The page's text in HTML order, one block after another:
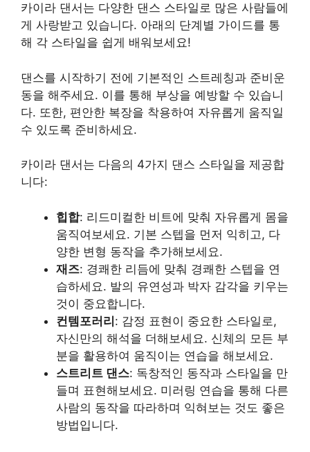
카이라 댄서는 다양한 댄스 스타일로 많은 사람들에
게 사랑받고 있습니다. 아래의 단계별 가이드를 통
해 각 스타일을 쉽게 배워보세요!
댄스를 시작하기 전에 기본적인 스트레칭과 준비운
동을 해주세요. 이를 통해 부상을 예방할 수 있습니
다. 또한, 편안한 복장을 착용하여 자유롭게 움직일
수 있도록 준비하세요.
카이라 댄서는 다음의 4가지 댄스 스타일을 제공합
니다:
힙합: 리드미컬한 비트에 맞춰 자유롭게 몸을
움직여보세요. 기본 스텝을 먼저 익히고, 다
양한 변형 동작을 추가해보세요.
재즈: 경쾌한 리듬에 맞춰 경쾌한 스텝을 연
습하세요. 발의 유연성과 박자 감각을 키우는
것이 중요합니다.
컨템포러리: 감정 표현이 중요한 스타일로,
자신만의 해석을 더해보세요. 신체의 모든 부
분을 활용하여 움직이는 연습을 해보세요.
스트리트 댄스: 독창적인 동작과 스타일을 만
들며 표현해보세요. 미러링 연습을 통해 다른
사람의 동작을 따라하며 익혀보는 것도 좋은
방법입니다.